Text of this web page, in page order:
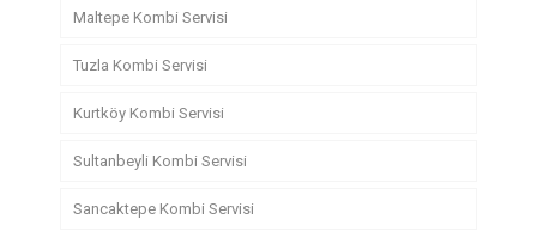
Maltepe Kombi Servisi
Tuzla Kombi Servisi
Kurtköy Kombi Servisi
Sultanbeyli Kombi Servisi
Sancaktepe Kombi Servisi